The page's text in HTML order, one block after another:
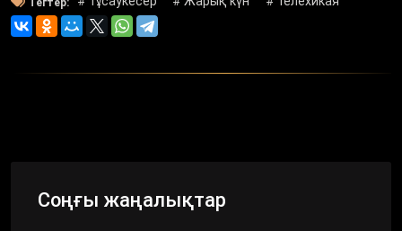
Тегтер:
Соңғы жаңалықтар